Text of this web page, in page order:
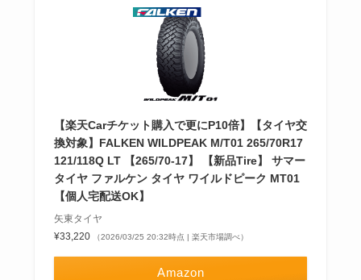
【楽天Carチケット購入で更にP10倍】【タイヤ交
換対象】FALKEN WILDPEAK M/T01 265/70R17
121/118Q LT 【265/70-17】 【新品Tire】 サマー
タイヤ ファルケン タイヤ ワイルドピーク MT01
【個人宅配送OK】
矢東タイヤ
¥33,220
（2026/03/25 20:32時点 | 楽天市場調べ）
Amazon